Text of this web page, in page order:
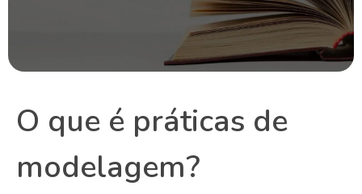
O que é práticas de
modelagem?